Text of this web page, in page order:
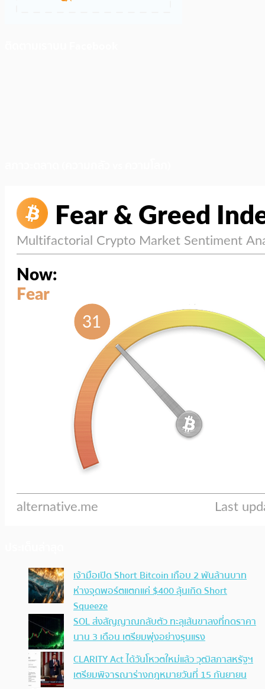
เจ้ามือเปิด Short Bitcoin เกือบ 2 พันล้านบาท
ห่างจุดพอร์ตแตกแค่ $400 ลุ้นเกิด Short
Squeeze
SOL ส่งสัญญาณกลับตัว ทะลุเส้นขาลงที่กดราคา
นาน 3 เดือน เตรียมพุ่งอย่างรุนแรง
CLARITY Act ได้วันโหวตใหม่แล้ว วุฒิสภาสหรัฐฯ
เตรียมพิจารณาร่างกฎหมายวันที่ 15 กันยายน